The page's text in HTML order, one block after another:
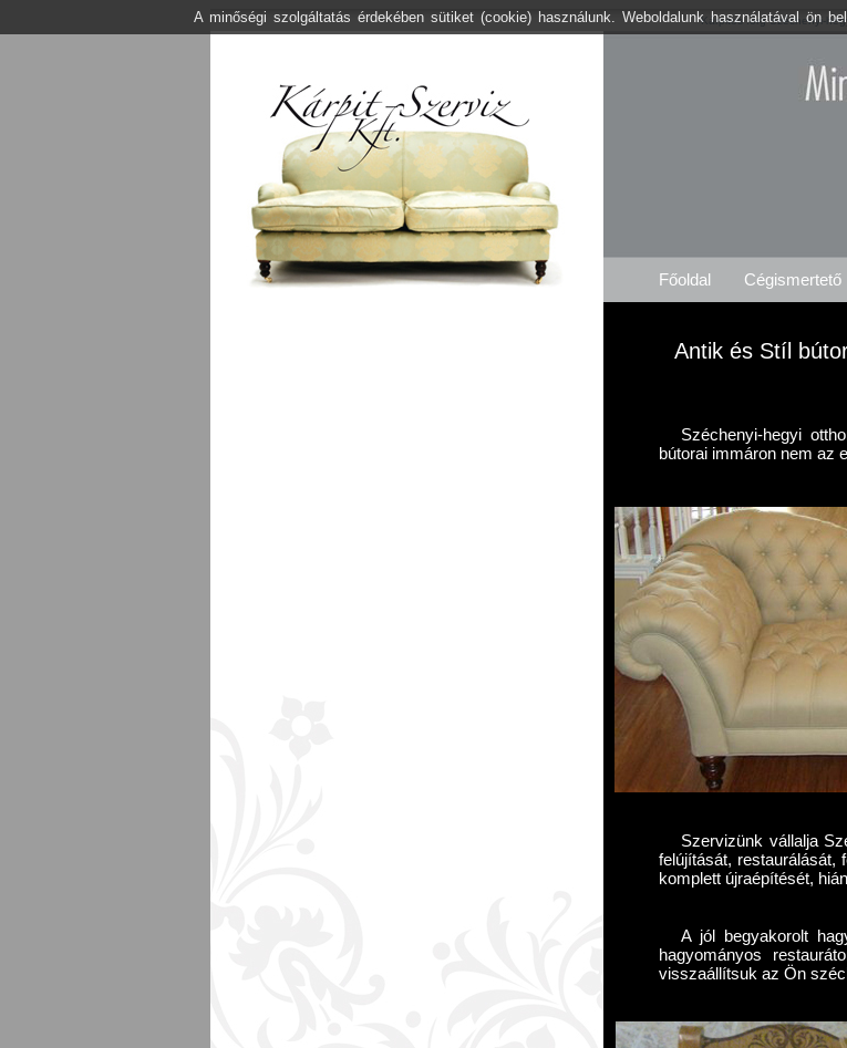
Kárpitos .org Széchenyi-
Főoldal Cégismertető
Antik és Stíl
Széchenyi-hegyi
bútorai immáron nem az
Szervizünk vállalja
felújítását, restaurálását,
komplett újraépítését,
A jól begyakorolt
hagyományos
visszaállítsuk az Ön
A minőségi szolgáltatás érdekében sütiket (cookie) használunk. Weboldalunk használatával ön